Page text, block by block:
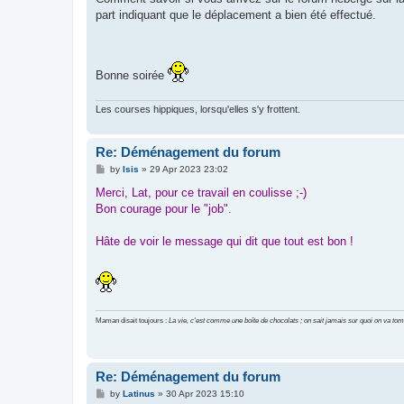
part indiquant que le déplacement a bien été effectué.
Bonne soirée
Les courses hippiques, lorsqu'elles s'y frottent.
Re: Déménagement du forum
P
s
by Isis » 29 Apr 2023 23:02
Merci, Lat, pour ce travail en coulisse ;-)
Bon courage pour le "job".
Hâte de voir le message qui dit que tout est bon !
Maman disait toujours : La vie, c'est comme une boîte de chocolats ; on sait jamais sur quoi on va
Re: Déménagement du forum
Pby Latinus » 30 Apr 2023 15:10